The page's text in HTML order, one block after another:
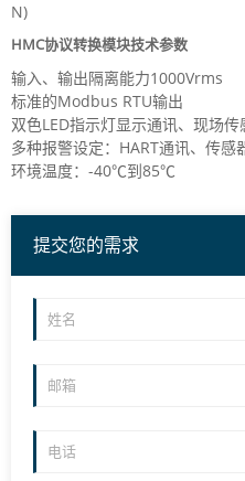
N)
HMC协议转换模块技术参数
输入、输出隔离能力1000Vrms
标准的Modbus RTU输出
双色LED指示灯显示通讯、现场
多种报警设定：HART通讯、传感
环境温度：-40℃到85℃
提交您的需求